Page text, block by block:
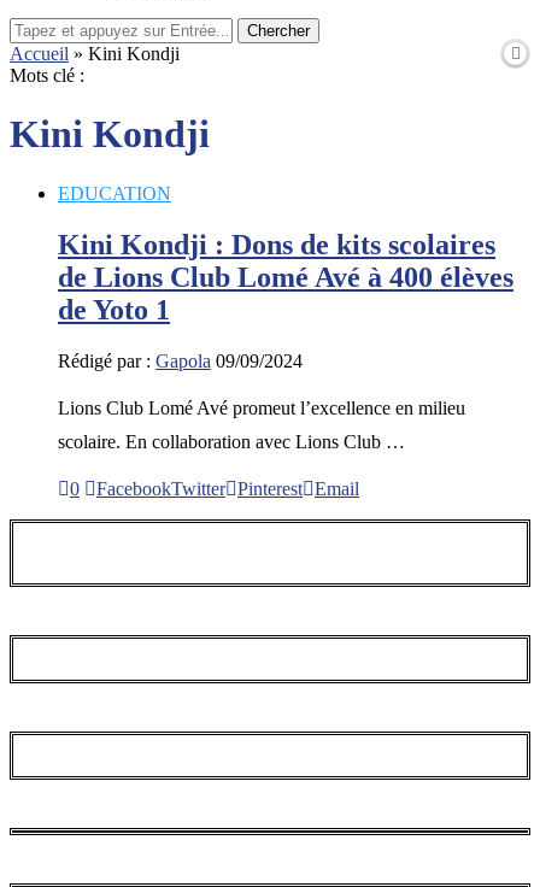
Chercher
Accueil » Kini Kondji
Mots clé :
Kini Kondji
EDUCATION
Kini Kondji : Dons de kits scolaires
de Lions Club Lomé Avé à 400 élèves
de Yoto 1
Rédigé par : Gapola 09/09/2024
Lions Club Lomé Avé promeut l’excellence en milieu
scolaire. En collaboration avec Lions Club …
0 FacebookTwitter Pinterest Email